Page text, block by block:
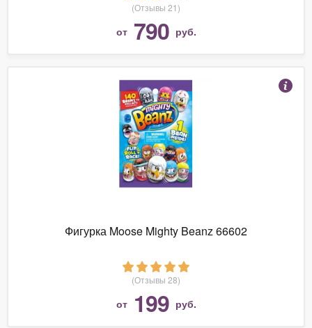
(Отзывы 21)
от 790 руб.
Фигурка Moose Mighty Beanz 66602
(Отзывы 28)
от 199 руб.